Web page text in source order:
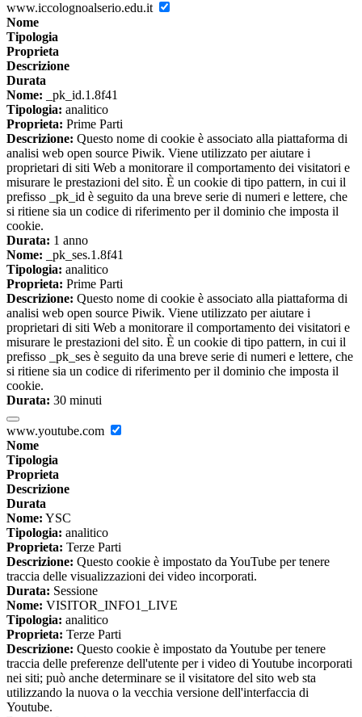
www.iccolognoalserio.edu.it
Nome
Tipologia
Proprieta
Descrizione
Durata
Nome: _pk_id.1.8f41
Tipologia: analitico
Proprieta: Prime Parti
Descrizione: Questo nome di cookie è associato alla piattaforma di
analisi web open source Piwik. Viene utilizzato per aiutare i
proprietari di siti Web a monitorare il comportamento dei visitatori e
misurare le prestazioni del sito. È un cookie di tipo pattern, in cui il
prefisso _pk_id è seguito da una breve serie di numeri e lettere, che
si ritiene sia un codice di riferimento per il dominio che imposta il
cookie.
Durata: 1 anno
Nome: _pk_ses.1.8f41
Tipologia: analitico
Proprieta: Prime Parti
Descrizione: Questo nome di cookie è associato alla piattaforma di
analisi web open source Piwik. Viene utilizzato per aiutare i
proprietari di siti Web a monitorare il comportamento dei visitatori e
misurare le prestazioni del sito. È un cookie di tipo pattern, in cui il
prefisso _pk_ses è seguito da una breve serie di numeri e lettere, che
si ritiene sia un codice di riferimento per il dominio che imposta il
cookie.
Durata: 30 minuti
www.youtube.com
Nome
Tipologia
Proprieta
Descrizione
Durata
Nome: YSC
Tipologia: analitico
Proprieta: Terze Parti
Descrizione: Questo cookie è impostato da YouTube per tenere
traccia delle visualizzazioni dei video incorporati.
Durata: Sessione
Nome: VISITOR_INFO1_LIVE
Tipologia: analitico
Proprieta: Terze Parti
Descrizione: Questo cookie è impostato da Youtube per tenere
traccia delle preferenze dell'utente per i video di Youtube incorporati
nei siti; può anche determinare se il visitatore del sito web sta
utilizzando la nuova o la vecchia versione dell'interfaccia di
Youtube.